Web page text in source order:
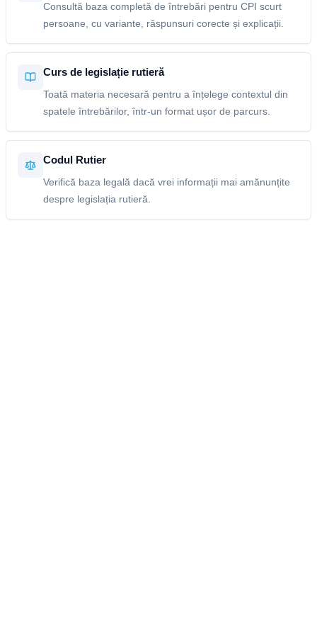
Consultă baza completă de întrebări pentru CPI scurt
persoane, cu variante, răspunsuri corecte și explicații.
Curs de legislație rutieră
Toată materia necesară pentru a înțelege contextul din
spatele întrebărilor, într-un format ușor de parcurs.
Codul Rutier
Verifică baza legală dacă vrei informații mai amănunțite
despre legislația rutieră.